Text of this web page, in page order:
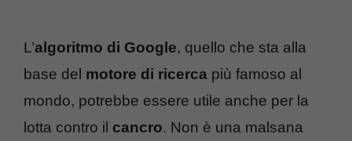
L’algoritmo di Google, quello che sta alla
base del motore di ricerca più famoso al
mondo, potrebbe essere utile anche per la
lotta contro il cancro. Non è una malsana